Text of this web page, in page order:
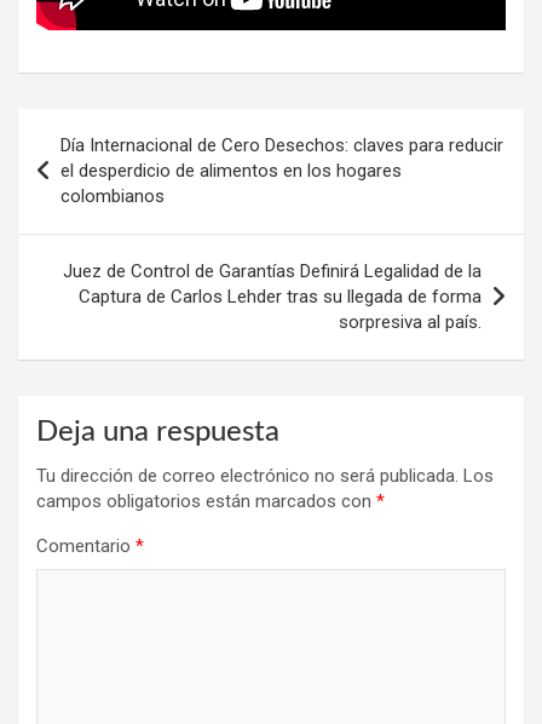
de
entradas
Día Internacional de Cero Desechos: claves para reducir
el desperdicio de alimentos en los hogares
colombianos
Juez de Control de Garantías Definirá Legalidad de la
Captura de Carlos Lehder tras su llegada de forma
sorpresiva al país.
Deja una respuesta
Tu dirección de correo electrónico no será publicada. Los
campos obligatorios están marcados con *
Comentario *